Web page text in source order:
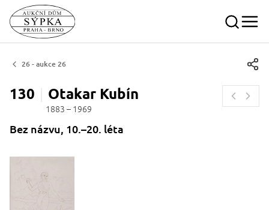
26 - aukce 26
130 Otakar Kubín
1883 – 1969
Bez názvu, 10.–20. léta